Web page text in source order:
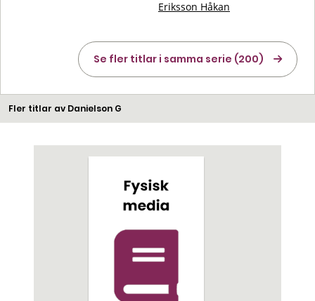
Eriksson Håkan
Se fler titlar i samma serie (200)
Fler titlar av Danielson G